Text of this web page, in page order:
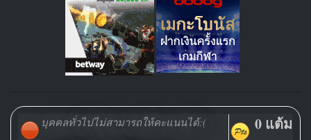
บุคคลทั่วไปไม่สามารถให้คะแนนได้:( 0 แต้ม